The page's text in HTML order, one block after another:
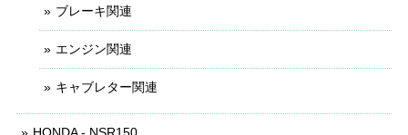
ブレーキ関連
エンジン関連
キャブレター関連
HONDA - NSR150